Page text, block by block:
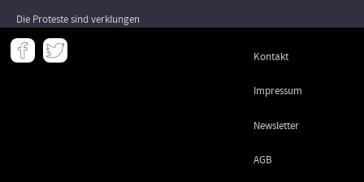
Die Proteste sind verklungen
Meta
- Kontakt
Impressum
Newsletter
AGB